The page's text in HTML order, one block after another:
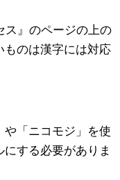
ス』のページの上の
ものは漢字には対応
や「ニコモジ」を使
する必要がありま